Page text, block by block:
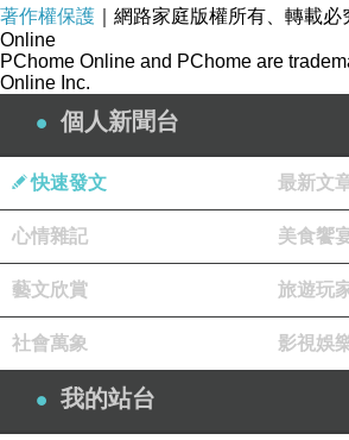
著作權保護 ｜網路家庭版權所有、轉載必
Online
PChome Online and PChome are
Online Inc.
個人新聞台
快速發文 最新文
心情雜記 美食饗
藝文欣賞 旅遊玩
社會萬象 影視娛
我的站台